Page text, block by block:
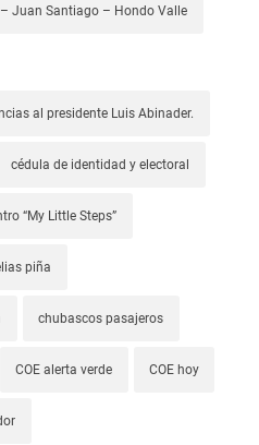
Juan Santiago – Hondo Valle
al presidente Luis Abinader.
cédula de identidad y electoral
“My Little Steps”
piña
chubascos pasajeros
COE alerta verde COE hoy